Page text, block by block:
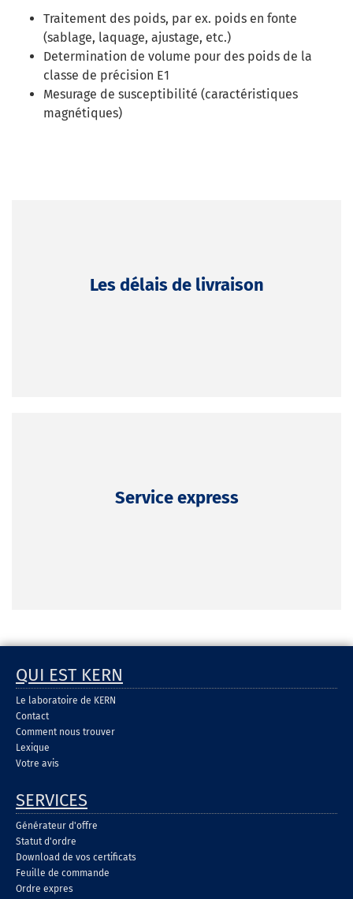
Traitement des poids, par ex. poids en fonte
(sablage, laquage, ajustage, etc.)
Determination de volume pour des poids de la
classe de précision E1
Mesurage de susceptibilité (caractéristiques
magnétiques)
Les délais de livraison
Service express
QUI EST KERN
Le laboratoire de KERN
Contact
Comment nous trouver
Lexique
Votre avis
SERVICES
Générateur d'offre
Statut d'ordre
Download de vos certificats
Feuille de commande
Ordre expres